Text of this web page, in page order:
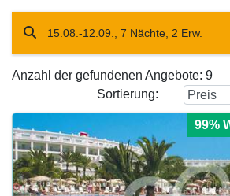
15.08.-12.09., 7 Nächte, 2 Erw.
Anzahl der gefundenen Angebote: 9
Sortierung:
99%
99%
99%
99%
99%